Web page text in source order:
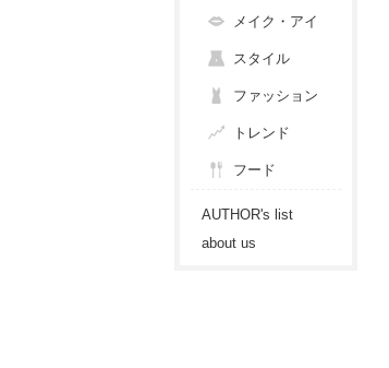
メイク・アイ
スタイル
ファッション
トレンド
フード
AUTHOR's list
about us